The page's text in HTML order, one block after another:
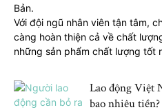
Bản.
Với đội ngũ nhân viên tận tâm,
càng hoàn thiện cả về chất
những sản phẩm chất lượng tốt
Lao động Việt
bao nhiêu tiền?